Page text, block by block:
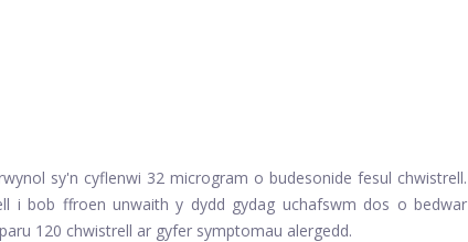
sy'n cyflenwi 32 microgram o budesonide fesul chwistrell.
i bob ffroen unwaith y dydd gydag uchafswm dos o bedwar
120 chwistrell ar gyfer symptomau alergedd.